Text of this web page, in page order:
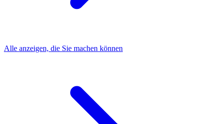
Alle anzeigen, die Sie machen können